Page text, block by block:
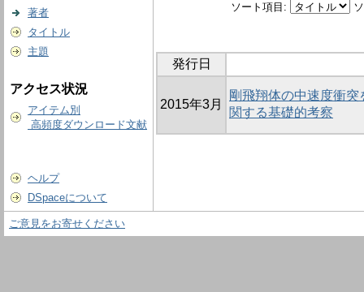
著者
タイトル
主題
アクセス状況
アイテム別
高頻度ダウンロード文献
ヘルプ
DSpaceについて
ソート項目:
発行日
2015年3月
剛飛翔体の中速度衝
関する基礎的考察
ご意見をお寄せください